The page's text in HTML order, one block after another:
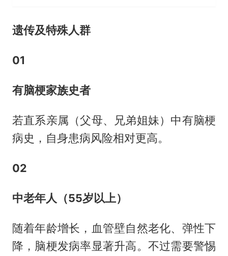
遗传及特殊人群
01
有脑梗家族史者
若直系亲属（父母、兄弟姐妹）中有脑梗
病史，自身患病风险相对更高。
02
中老年人（55岁以上）
随着年龄增长，血管壁自然老化、弹性下
降，脑梗发病率显著升高。不过需要警惕